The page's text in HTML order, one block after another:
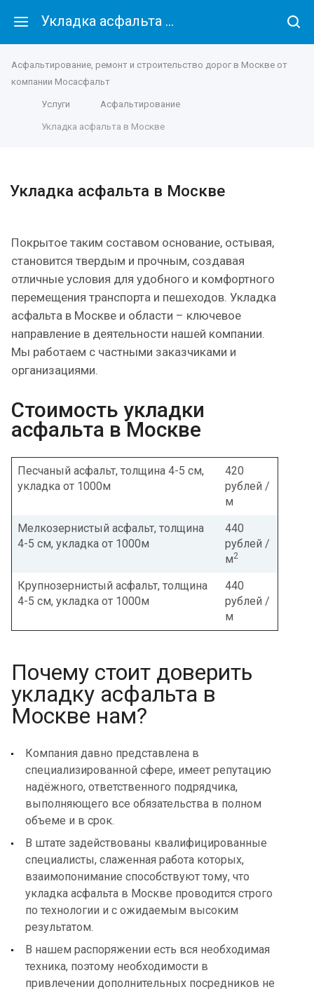
Укладка асфальта в Москве
Асфальтирование, ремонт и строительство дорог в Москве от
компании Мосасфальт
Услуги Асфальтирование
Укладка асфальта в Москве
Укладка асфальта в Москве
Покрытое таким составом основание, остывая,
становится твердым и прочным, создавая
отличные условия для удобного и комфортного
перемещения транспорта и пешеходов. Укладка
асфальта в Москве и области – ключевое
направление в деятельности нашей компании.
Мы работаем с частными заказчиками и
организациями.
Стоимость укладки
асфальта в Москве
Песчаный асфальт, толщина 4-5 см,
укладка от 1000м
420
рублей /
м
Мелкозернистый асфальт, толщина
4-5 см, укладка от 1000м
440
рублей /
м2
Крупнозернистый асфальт, толщина
4-5 см, укладка от 1000м
440
рублей /
м
Почему стоит доверить
укладку асфальта в
Москве нам?
Компания давно представлена в
специализированной сфере, имеет репутацию
надёжного, ответственного подрядчика,
выполняющего все обязательства в полном
объеме и в срок.
В штате задействованы квалифицированные
специалисты, слаженная работа которых,
взаимопонимание способствуют тому, что
укладка асфальта в Москве проводится строго
по технологии и с ожидаемым высоким
результатом.
В нашем распоряжении есть вся необходимая
техника, поэтому необходимости в
привлечении дополнительных посредников не